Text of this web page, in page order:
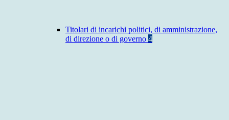
Titolari di incarichi politici, di amministrazione,
di direzione o di governo 4